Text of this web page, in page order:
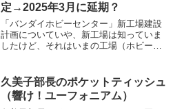
定→2025年3月に延期？
「バンダイホビーセンター」新工場建設
計画についていや、新工場は知っていま
したけど、それはいまの工場（ホビーセ
が、そのあとの計画があったようです。
「ホビーセンターに隣接する...
久美子部長のポケットティッシュ
（響け！ユーフォニアム）